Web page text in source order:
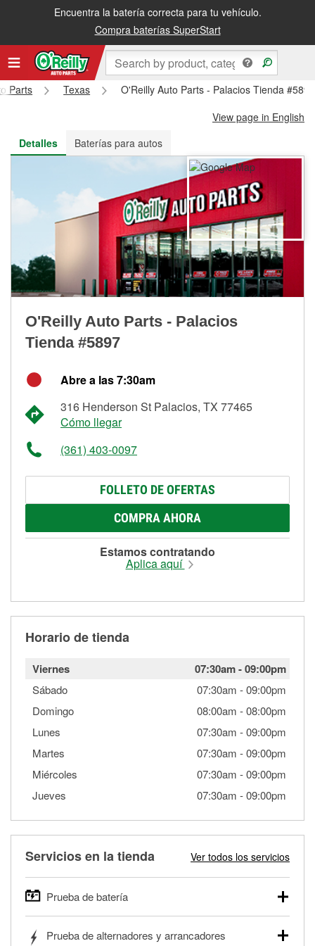
Encuentra la batería correcta para tu vehículo.
Compra baterías SuperStart
Recibe tu orden gratis al día siguiente o recógela en la tienda
Parts Texas
O'Reilly Auto Parts - Palacios Tienda #5897
View page in English
Detalles
Baterías para autos
O'Reilly Auto Parts - Palacios
Tienda #5897
Abre a las 7:30am
316 Henderson St Palacios, TX 77465
Cómo llegar
(361) 403-0097
FOLLETO DE OFERTAS
COMPRA AHORA
Estamos contratando
Aplica aquí
Horario de tienda
Viernes 07:30am-09:00pm
Sábado 07:30am -09:00pm
Domingo
08:00am -08:00pm
Lunes
07:30am -09:00pm
Martes
07:30am -09:00pm
Miércoles
07:30am -09:00pm
Jueves
07:30am -09:00pm
Servicios en la tienda Ver todos los servicios
Prueba de batería
autos, camionetas, SUVs, vehículos comerciales y
Prueba de alternadores y arrancadores